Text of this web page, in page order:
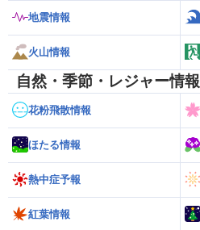
地震情報
火山情報
自然・季節・レジャー情報
花粉飛散情報
ほたる情報
熱中症予報
紅葉情報